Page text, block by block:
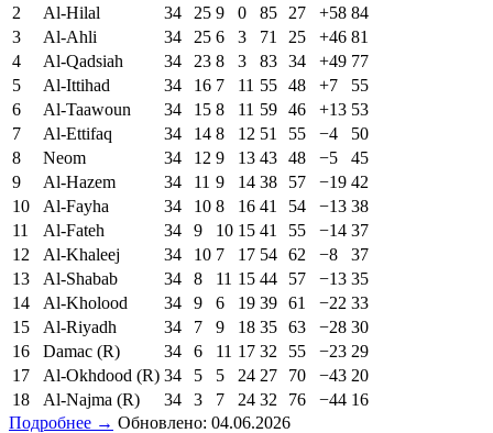
2
Al-Hilal 34 25 9 0 85 27 +58 84
3
Al-Ahli 34 25 6 3 71 25 +46 81
4
Al-Qadsiah 34 23 8 3 83 34 +49 77
5
Al-Ittihad 34 16 7 11 55 48 +7
55
6
Al-Taawoun 34 15 8 11 59 46 +13 53
7
Al-Ettifaq 34 14 8 12 51 55 −4
50
8
Neom 34 12 9 13 43 48 −5
45
9
Al-Hazem 34 11 9 14 38 57 −19 42
10
Al-Fayha 34 10 8 16 41 54 −13 38
11
Al-Fateh 34 9 10 15 41 55 −14 37
12
Al-Khaleej 34 10 7 17 54 62 −8
37
13
Al-Shabab 34 8 11 15 44 57 −13 35
14
Al-Kholood 34 9 6 19 39 61 −22 33
15
Al-Riyadh 34 7 9 18 35 63 −28 30
16
Damac (R) 34 6 11 17 32 55 −23 29
17
Al-Okhdood (R) 34 5 5 24 27 70 −43 20
18
Al-Najma (R) 34 3 7 24 32 76 −44 16
Подробнее → Обновлено: 04.06.2026